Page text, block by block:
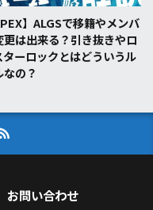
】ALGSで移籍やメンバ
更は出来る？引き抜きやロ
ターロックとはどういうル
なの？
お問い合わせ